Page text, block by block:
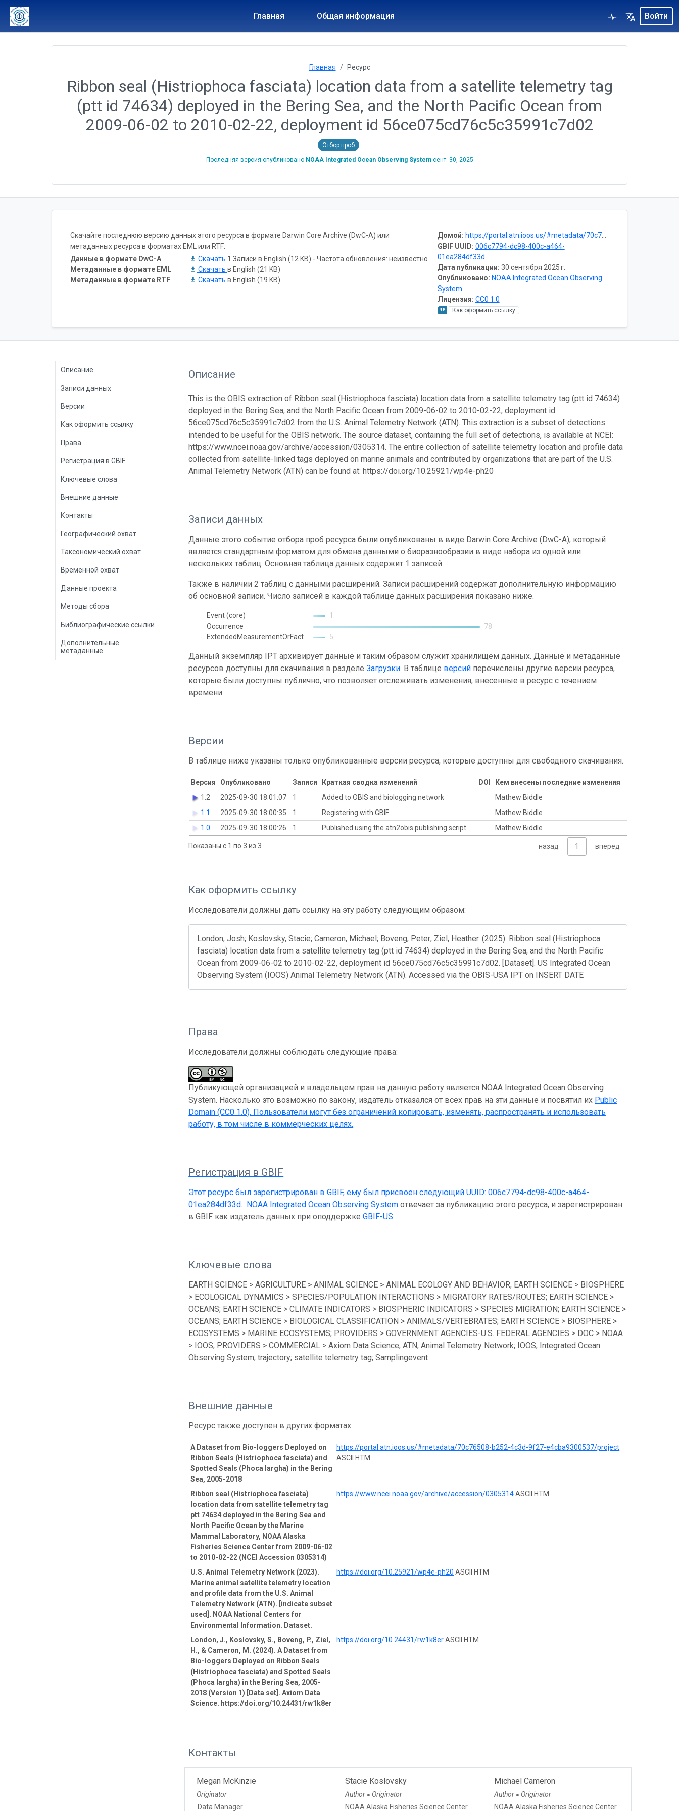
Главная Общая информация Войти
Главная Ресурс
Ribbon seal (Histriophoca fasciata) location data from a satellite telemetry tag
(ptt id 74634) deployed in the Bering Sea, and the North Pacific Ocean from
2009-06-02 to 2010-02-22, deployment id 56ce075cd76c5c35991c7d02
Отбор проб
Последняя версия опубликовано NOAA Integrated Ocean Observing System сент. 30, 2025
Домой: https://portal.atn.ioos.us/#metadata/70c76508-b252-4c3d-9f27-e4cba9300537/project
GBIF UUID: 006c7794-dc98-400c-a464-
01ea284df33d
Дата публикации: 30 сентября 2025 г.
Опубликовано: NOAA Integrated Ocean Observing
System
Лицензия: CC0 1.0
Как оформить ссылку
Скачайте последнюю версию данных этого ресурса в формате Darwin Core Archive (DwC-A) или
метаданных ресурса в форматах EML или RTF:
Данные в формате DwC-A
Скачать 1 Записи в English (12 KB) - Частота обновления: неизвестно
Метаданные в формате EML
Скачать в English (21 KB)
Метаданные в формате RTF
Скачать в English (19 KB)
Описание
Записи данных
Версии
Как оформить ссылку
Права
Регистрация в GBIF
Ключевые слова
Внешние данные
Контакты
Географический охват
Таксономический охват
Временной охват
Данные проекта
Методы сбора
Библиографические ссылки
Дополнительные
метаданные
Описание
This is the OBIS extraction of Ribbon seal (Histriophoca fasciata) location data from a satellite telemetry tag (ptt id 74634)
deployed in the Bering Sea, and the North Pacific Ocean from 2009-06-02 to 2010-02-22, deployment id
56ce075cd76c5c35991c7d02 from the U.S. Animal Telemetry Network (ATN). This extraction is a subset of detections
intended to be useful for the OBIS network. The source dataset, containing the full set of detections, is available at NCEI:
https://www.ncei.noaa.gov/archive/accession/0305314. The entire collection of satellite telemetry location and profile data
collected from satellite-linked tags deployed on marine animals and contributed by organizations that are part of the U.S.
Animal Telemetry Network (ATN) can be found at: https://doi.org/10.25921/wp4e-ph20
Записи данных
Данные этого событие отбора проб ресурса были опубликованы в виде Darwin Core Archive (DwC-A), который
является стандартным форматом для обмена данными о биоразнообразии в виде набора из одной или
нескольких таблиц. Основная таблица данных содержит 1 записей.
Также в наличии 2 таблиц с данными расширений. Записи расширений содержат дополнительную информацию
об основной записи. Число записей в каждой таблице данных расширения показано ниже.
Event (core)
1
Occurrence
78
ExtendedMeasurementOrFact
5
Данный экземпляр IPT архивирует данные и таким образом служит хранилищем данных. Данные и метаданные
ресурсов доступны для скачивания в разделеЗагрузки. В таблице версий перечислены другие версии ресурса,
которые были доступны публично, что позволяет отслеживать изменения, внесенные в ресурс с течением
времени.
Версии
В таблице ниже указаны только опубликованные версии ресурса, которые доступны для свободного скачивания.
Версия Опубликовано Записи Краткая сводка изменений DOI
Кем внесены последние изменения
1.2
2025-09-30 18:01:07 1 Added to OBIS and biologging network
Mathew Biddle
1.1
2025-09-30 18:00:35 1 Registering with GBIF.
Mathew Biddle
1.0
2025-09-30 18:00:26 1 Published using the atn2obis publishing script. Mathew Biddle
Показаны с 1 по 3 из 3 назад 1 вперед
Как оформить ссылку
Исследователи должны дать ссылку на эту работу следующим образом:
London, Josh; Koslovsky, Stacie; Cameron, Michael; Boveng, Peter; Ziel, Heather. (2025). Ribbon seal (Histriophoca
fasciata) location data from a satellite telemetry tag (ptt id 74634) deployed in the Bering Sea, and the North Pacific
Ocean from 2009-06-02 to 2010-02-22, deployment id 56ce075cd76c5c35991c7d02. [Dataset]. US Integrated Ocean
Observing System (IOOS) Animal Telemetry Network (ATN). Accessed via the OBIS-USA IPT on INSERT DATE
Права
Исследователи должны соблюдать следующие права:
Публикующей организацией и владельцем прав на данную работу является NOAA Integrated Ocean Observing
System. Насколько это возможно по закону, издатель отказался от всех прав на эти данные и посвятил их Public
Domain (CC0 1.0). Пользователи могут без ограничений копировать, изменять, распространять и использовать
работу, в том числе в коммерческих целях.
Регистрация в GBIF
Этот ресурс был зарегистрирован в GBIF, ему был присвоен следующий UUID:006c7794-dc98-400c-a464-
01ea284df33d. NOAA Integrated Ocean Observing System отвечает за публикацию этого ресурса, и зарегистрирован
в GBIF как издатель данных при оподдержкеGBIF-US.
Ключевые слова
EARTH SCIENCE > AGRICULTURE > ANIMAL SCIENCE > ANIMAL ECOLOGY AND BEHAVIOR; EARTH SCIENCE > BIOSPHERE
> ECOLOGICAL DYNAMICS > SPECIES/POPULATION INTERACTIONS > MIGRATORY RATES/ROUTES; EARTH SCIENCE >
OCEANS; EARTH SCIENCE > CLIMATE INDICATORS > BIOSPHERIC INDICATORS > SPECIES MIGRATION; EARTH SCIENCE >
OCEANS; EARTH SCIENCE > BIOLOGICAL CLASSIFICATION > ANIMALS/VERTEBRATES; EARTH SCIENCE > BIOSPHERE >
ECOSYSTEMS > MARINE ECOSYSTEMS; PROVIDERS > GOVERNMENT AGENCIES-U.S. FEDERAL AGENCIES > DOC > NOAA
> IOOS; PROVIDERS > COMMERCIAL > Axiom Data Science; ATN; Animal Telemetry Network; IOOS; Integrated Ocean
Observing System; trajectory; satellite telemetry tag; Samplingevent
Внешние данные
Ресурс также доступен в других форматах
A Dataset from Bio-loggers Deployed on
Ribbon Seals (Histriophoca fasciata) and
Spotted Seals (Phoca largha) in the Bering
Sea, 2005-2018
https://portal.atn.ioos.us/#metadata/70c76508-b252-4c3d-9f27-e4cba9300537/project
ASCII HTM
Ribbon seal (Histriophoca fasciata)
location data from satellite telemetry tag
ptt 74634 deployed in the Bering Sea and
North Pacific Ocean by the Marine
Mammal Laboratory, NOAA Alaska
Fisheries Science Center from 2009-06-02
to 2010-02-22 (NCEI Accession 0305314)
https://www.ncei.noaa.gov/archive/accession/0305314ASCII HTM
U.S. Animal Telemetry Network (2023).
Marine animal satellite telemetry location
and profile data from the U.S. Animal
Telemetry Network (ATN). [indicate subset
used]. NOAA National Centers for
Environmental Information. Dataset.
https://doi.org/10.25921/wp4e-ph20 ASCII HTM
London, J., Koslovsky, S., Boveng, P., Ziel,
H., & Cameron, M. (2024). A Dataset from
Bio-loggers Deployed on Ribbon Seals
(Histriophoca fasciata) and Spotted Seals
(Phoca largha) in the Bering Sea, 2005-
2018 (Version 1) [Data set]. Axiom Data
Science. https://doi.org/10.24431/rw1k8er
https://doi.org/10.24431/rw1k8erASCII HTM
Контакты
Megan McKinzie
Originator
Data Manager
Stacie Koslovsky
Author ● Originator
NOAA Alaska Fisheries Science Center
Michael Cameron
Author ● Originator
NOAA Alaska Fisheries Science Center